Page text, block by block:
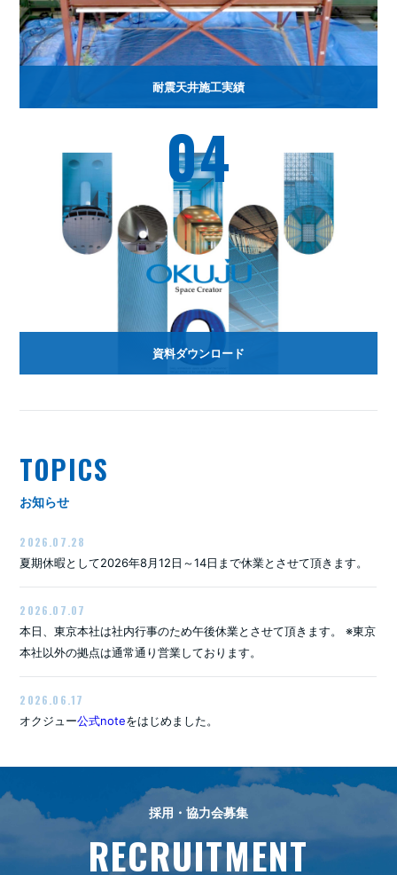
耐震天井施工実績
資料ダウンロード
04
TOPICS
お知らせ
2026.07.28
夏期休暇として2026年8月12日～14日まで休業とさせて頂きます。
2026.07.07
本日、東京本社は社内行事のため午後休業とさせて頂きます。 ※東京
本社以外の拠点は通常通り営業しております。
2026.06.17
オクジュー公式noteをはじめました。
採用・協力会募集
RECRUITMENT